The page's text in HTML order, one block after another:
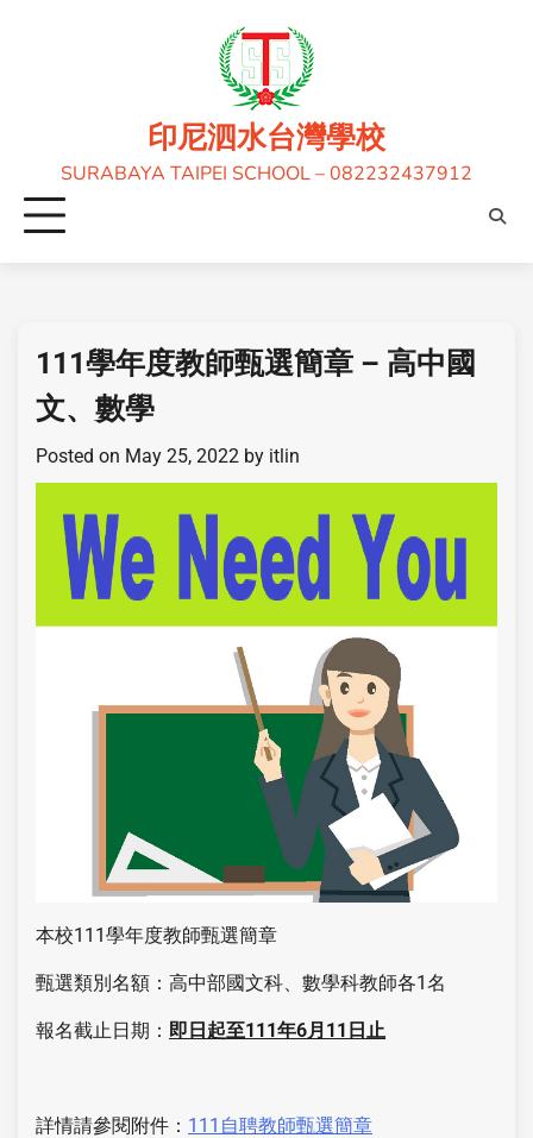
印尼泗水台灣學校
SURABAYA TAIPEI SCHOOL – 082232437912
111學年度教師甄選簡章 – 高中國
文、數學
Posted on May 25, 2022 by itlin
本校111學年度教師甄選簡章
甄選類別名額：高中部國文科、數學科教師各1名
報名截止日期： 即日起至111年6月11日止
詳情請參閱附件： 111自聘教師甄選簡章